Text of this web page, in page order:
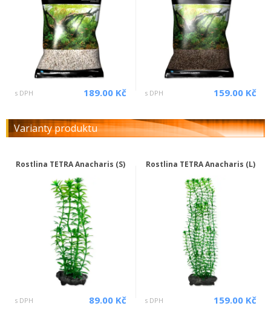
s DPH 189.00 Kč s DPH 159.00 Kč
Varianty produktu
Rostlina TETRA Anacharis (S)
s DPH 89.00 Kč
Rostlina TETRA Anacharis (L)
s DPH 159.00 Kč